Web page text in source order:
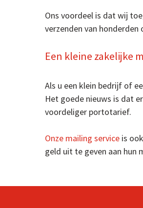
Ons voordeel is dat wij
verzenden van
Een kleine zakelijke
Als u een klein bedrijf of
Het goede nieuws is dat
voordeliger portotarief.
Onze mailing service is
geld uit te geven aan hun